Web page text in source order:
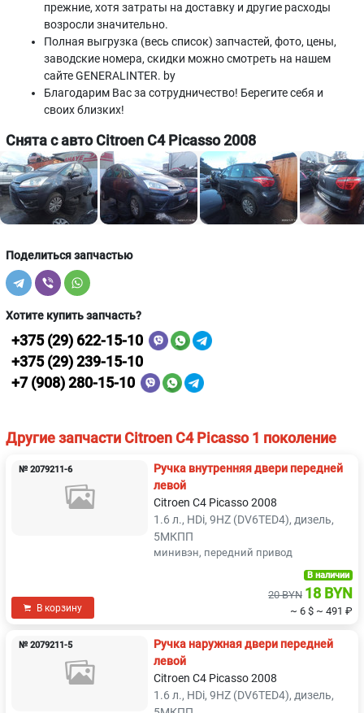
прежние, хотя затраты на доставку и другие расходы
возросли значительно.
Полная выгрузка (весь список) запчастей, фото, цены,
заводские номера, скидки можно смотреть на нашем
сайте GENERALINTER. by
Благодарим Вас за сотрудничество! Берегите себя и
своих близких!
Снята с авто Citroen C4 Picasso 2008
Поделиться запчастью
Хотите купить запчасть?
+375 (29) 622-15-10
+375 (29) 239-15-10
+7 (908) 280-15-10
Другие запчасти Citroen C4 Picasso 1 поколение
№ 2079211-6
Ручка внутренняя двери передней
левой
Citroen C4 Picasso 2008
1.6 л., HDi, 9HZ (DV6TED4), дизель,
5МКПП
минивэн, передний привод
В корзину
В наличии
20 BYN 18 BYN
~ 6 $ ~ 491 ₽
№ 2079211-5
Ручка наружная двери передней
левой
Citroen C4 Picasso 2008
1.6 л., HDi, 9HZ (DV6TED4), дизель,